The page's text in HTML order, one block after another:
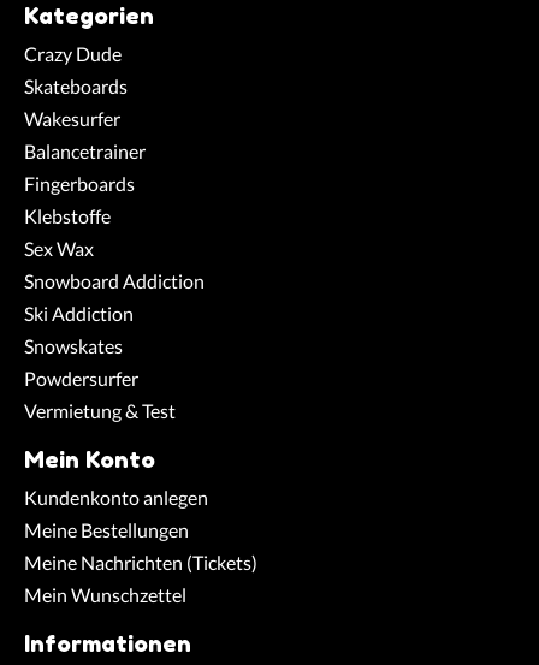
Kategorien
Crazy Dude
Skateboards
Wakesurfer
Balancetrainer
Fingerboards
Klebstoffe
Sex Wax
Snowboard Addiction
Ski Addiction
Snowskates
Powdersurfer
Vermietung & Test
Mein Konto
Kundenkonto anlegen
Meine Bestellungen
Meine Nachrichten (Tickets)
Mein Wunschzettel
Informationen